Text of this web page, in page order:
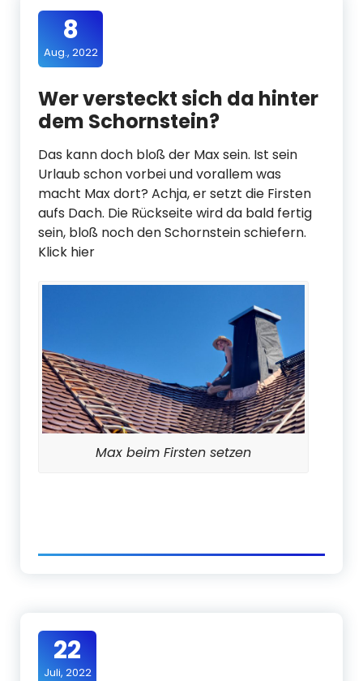
8
Aug., 2022
Wer versteckt sich da hinter
dem Schornstein?
Das kann doch bloß der Max sein. Ist sein
Urlaub schon vorbei und vorallem was
macht Max dort? Achja, er setzt die Firsten
aufs Dach. Die Rückseite wird da bald fertig
sein, bloß noch den Schornstein schiefern.
Klick hier
Max beim Firsten setzen
22
Juli, 2022